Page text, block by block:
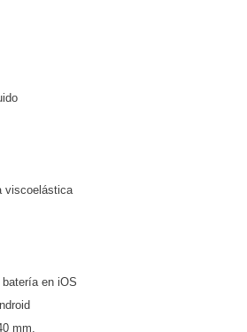
viscoelástica
en iOS
mm.